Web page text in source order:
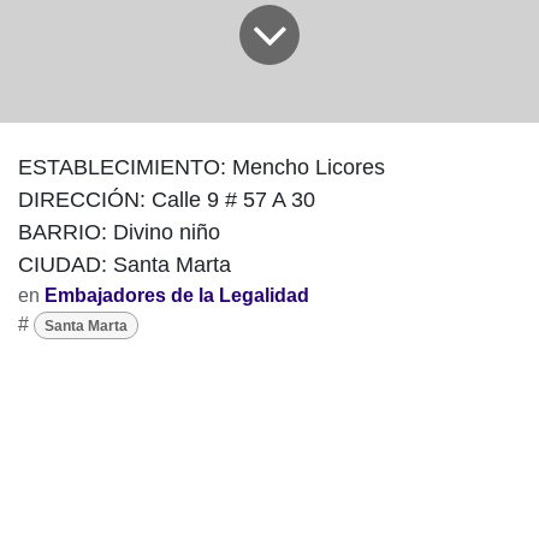
ESTABLECIMIENTO: Mencho Licores
DIRECCIÓN: Calle 9 # 57 A 30
BARRIO: Divino niño
CIUDAD: Santa Marta
en Embajadores de la Legalidad
#
Santa Marta